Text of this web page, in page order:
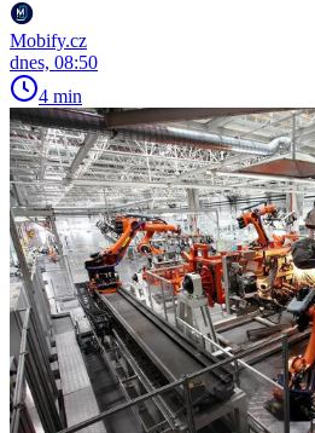
Mobify.cz
dnes, 08:50
4 min